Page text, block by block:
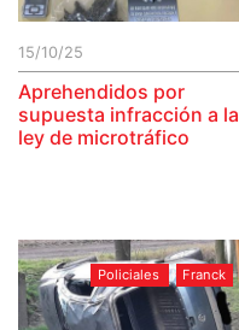
15/10/25
Aprehendidos por
supuesta infracción a la
ley de microtráfico
Policiales Franck